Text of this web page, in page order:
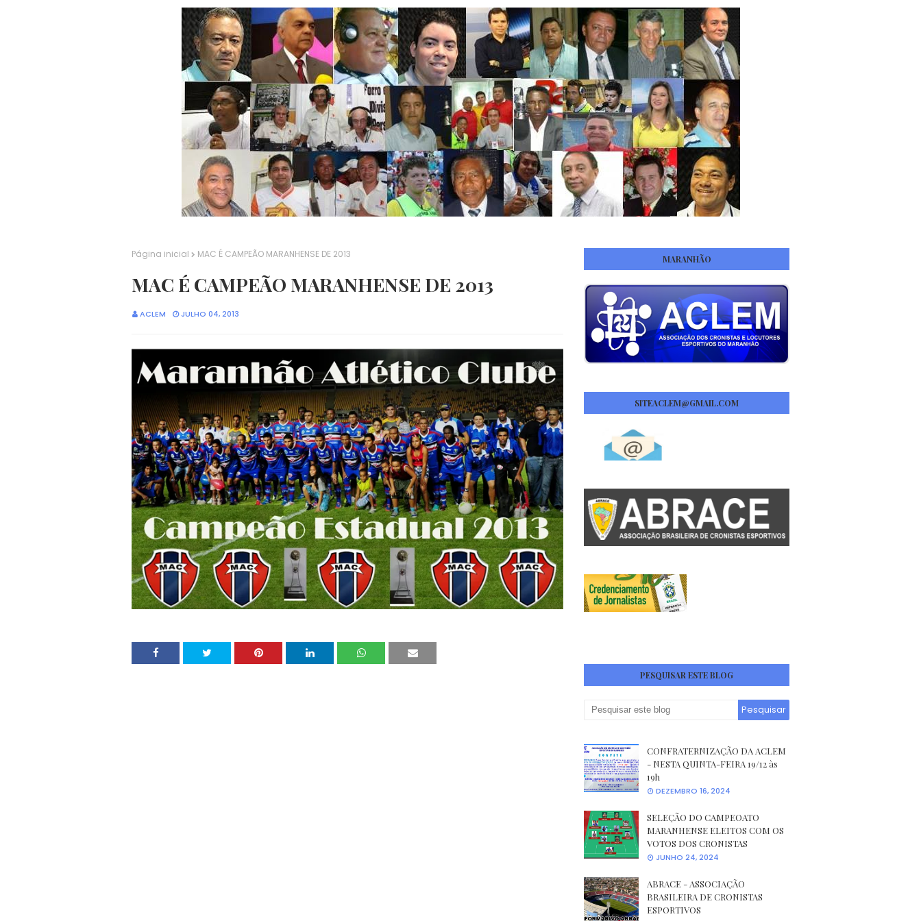
Página inicial MAC É CAMPEÃO MARANHENSE DE 2013
MAC É CAMPEÃO MARANHENSE DE 2013
ACLEM JULHO 04, 2013
MARANHÃO
SITEACLEM@GMAIL.COM
PESQUISAR ESTE BLOG
CONFRATERNIZAÇÃO DA ACLEM
- NESTA QUINTA-FEIRA 19/12 às
19h
DEZEMBRO 16, 2024
SELEÇÃO DO CAMPEOATO
MARANHENSE ELEITOS COM OS
VOTOS DOS CRONISTAS
JUNHO 24, 2024
ABRACE - ASSOCIAÇÃO
BRASILEIRA DE CRONISTAS
ESPORTIVOS